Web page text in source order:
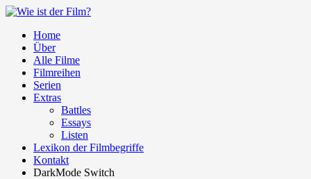
Home
Über
Alle Filme
Filmreihen
Serien
Extras
Battles
Essays
Listen
Lexikon der Filmbegriffe
Kontakt
DarkMode Switch